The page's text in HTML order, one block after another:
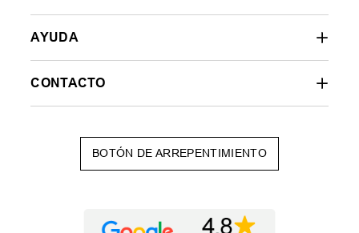
AYUDA
CONTACTO
BOTÓN DE ARREPENTIMIENTO